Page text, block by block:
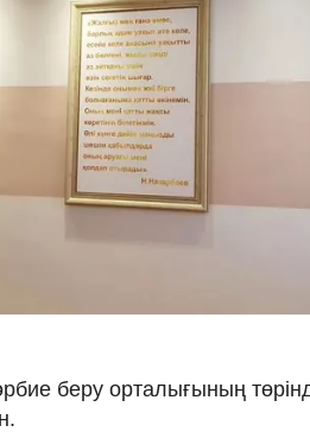
беру орталығының